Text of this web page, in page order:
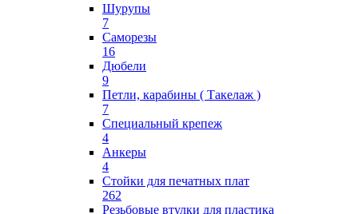
Шурупы
7
Саморезы
16
Дюбели
9
Петли, карабины ( Такелаж )
7
Специальный крепеж
4
Анкеры
4
Стойки для печатных плат
262
Резьбовые втулки для пластика